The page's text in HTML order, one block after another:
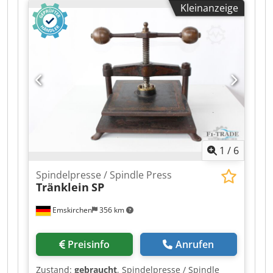
right Chedpfozmifyox Abxoa Technical
specifications: Booksize: (width x height x
thickness) max. 300 x 390 x 80 mm min. 95 x 125
x 8 mm Block thickness: min. 6 mm Jacket size:
max. 900 x 390 mm min. 300 x 125 mm Flap
width: max. 150 mm min. 50 mm Scoring rail
distance: max. 680 mm min. 200 mm Mechanical
speed: max. 65 cycles/min
Kleinanzeige
1 / 6
Emskirchen 356 km
Spindelpresse / Spindle Press
Tränklein SP
Preisinfo Anrufen
Zustand: gebraucht, Spindelpresse / Spindle